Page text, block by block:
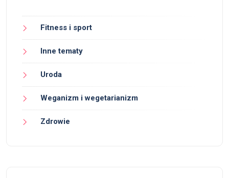
Fitness i sport
Inne tematy
Uroda
Weganizm i wegetarianizm
Zdrowie